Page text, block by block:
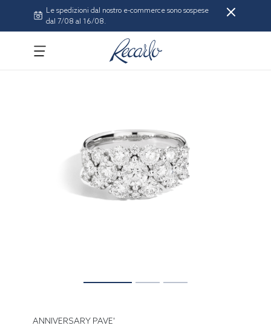
Le spedizioni dal nostro e-commerce sono sospese
dal 7/08 al 16/08.
ANNIVERSARY PAVE'